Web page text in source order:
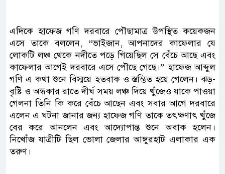
এদিকে হাফেজ গণি দরবারে পৌছামাত্র উপস্থিত কয়েকজন
এসে তাকে বললেন, “ভাইজান, আপনাদের কাফেলার যে
লোকটি লঞ্চ থেকে নদীতে পড়ে গিয়েছিল সে বেঁচে আছে এবং
কাফেলার আগেই দরবারে এসে পৌছে গেছে।” হাফেজ আব্দুল
গণি এ কথা শুনে বিস্ময়ে হতবাক ও স্তম্ভিত হয়ে গেলেন। ঝড়-
বৃষ্টি ও অন্ধকার রাতে দীর্ঘ সময় লঞ্চ দিয়ে খুঁজেও যাকে পাওয়া
গেলনা তিনি কি করে বেঁচে আছেন এবং সবার আগে দরবারে
এলেন এ ঘটনা জানার জন্য হাফেজ গণি তাকে তৎক্ষণাৎ খুঁজে
বের করে আনলেন এবং আদ্যোপান্ত শুনে অবাক হলেন।
নিখোঁজ যাত্রীটি ছিল ভোলা জেলার আঙ্গুরহাট এলাকার এক
তরুণ।